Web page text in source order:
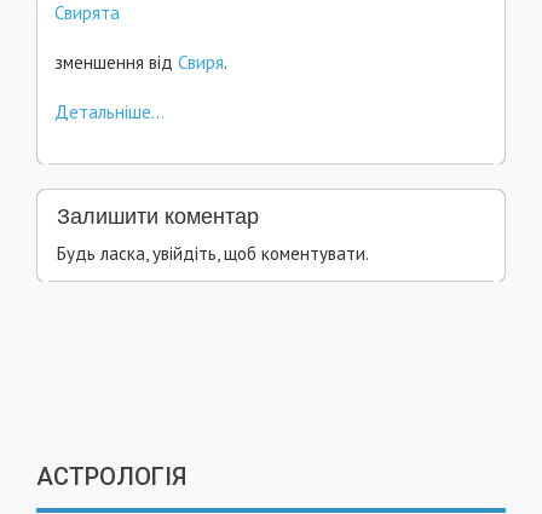
Свирята
зменшення від Свиря.
Детальніше...
Залишити коментар
Будь ласка, увійдіть, щоб коментувати.
АСТРОЛОГІЯ